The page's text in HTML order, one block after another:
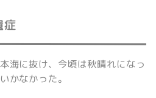
症
海に抜け、今頃は秋晴れになっ
かなかった。